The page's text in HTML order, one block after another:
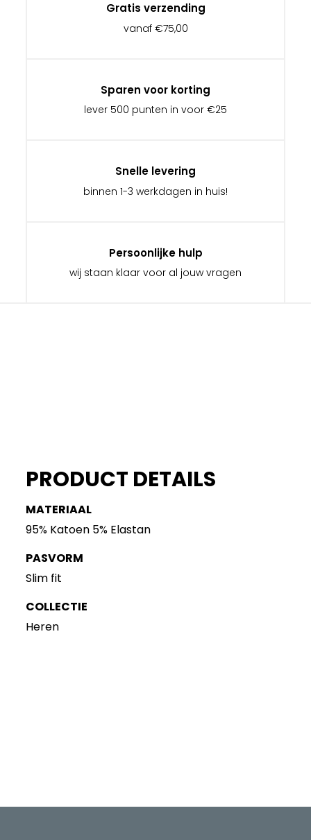
Gratis verzending
vanaf €75,00
Sparen voor korting
lever 500 punten in voor €25
Snelle levering
binnen 1-3 werkdagen in huis!
Persoonlijke hulp
wij staan klaar voor al jouw vragen
PRODUCT DETAILS
MATERIAAL
95% Katoen 5% Elastan
PASVORM
Slim fit
COLLECTIE
Heren